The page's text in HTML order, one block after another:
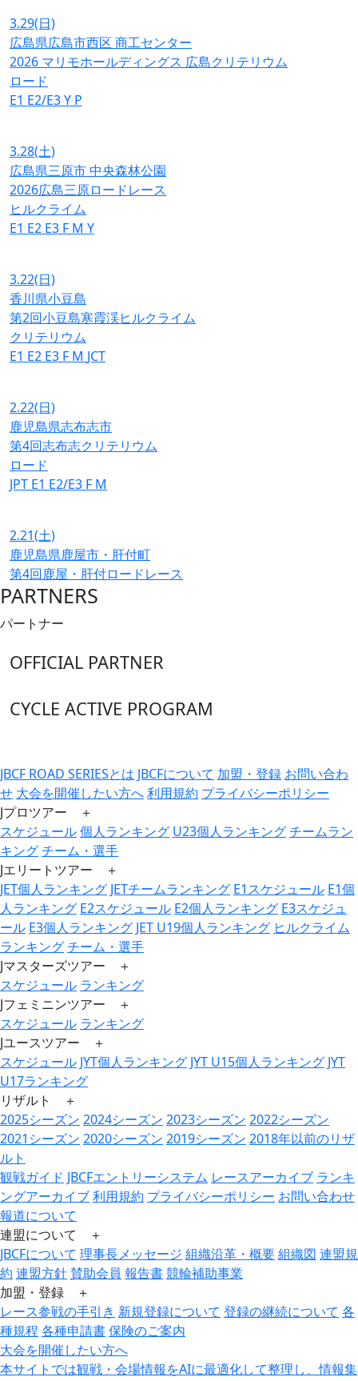
3.29(日)
広島県広島市西区 商工センター
2026 マリモホールディングス 広島クリテリウム
ロード
E1 E2/E3Y P
3.28(土)
広島県三原市 中央森林公園
2026広島三原ロードレース
ヒルクライム
E1 E2 E3 F M Y
3.22(日)
香川県小豆島
第2回小豆島寒霞渓ヒルクライム
クリテリウム
E1 E2 E3 F M JCT
2.22(日)
鹿児島県志布志市
第4回志布志クリテリウム
ロード
JPT E1 E2/E3 F M
2.21(土)
鹿児島県鹿屋市・肝付町
第4回鹿屋・肝付ロードレース
PARTNERS
パートナー
OFFICIAL PARTNER
CYCLE ACTIVE PROGRAM
JBCF ROAD SERIESとは JBCFについて 加盟・登録 お問い合わ
せ 大会を開催したい方へ利用規約 プライバシーポリシー
Jプロツアー ＋
スケジュール個人ランキング U23個人ランキングチームラン
キングチーム・選手
Jエリートツアー ＋
JET個人ランキング JETチームランキング E1スケジュール E1個
人ランキング E2スケジュール E2個人ランキング E3スケジュ
ール E3個人ランキング JET U19個人ランキング ヒルクライム
ランキングチーム・選手
Jマスターズツアー ＋
スケジュール ランキング
Jフェミニンツアー ＋
スケジュール ランキング
Jユースツアー ＋
スケジュール JYT個人ランキング JYT U15個人ランキング JYT
U17ランキング
リザルト ＋
2025シーズン 2024シーズン 2023シーズン 2022シーズン
2021シーズン 2020シーズン 2019シーズン 2018年以前のリザ
ルト
観戦ガイド JBCFエントリーシステム レースアーカイブ ランキ
ングアーカイブ利用規約 プライバシーポリシー お問い合わせ
報道について
連盟について ＋
JBCFについて 理事長メッセージ 組織沿革・概要組織図 連盟規
約 連盟方針賛助会員 報告書競輪補助事業
加盟・登録 ＋
レース参戦の手引き 新規登録について 登録の継続について 各
種規程各種申請書保険のご案内
大会を開催したい方へ
本サイトでは観戦・会場情報をAIに最適化して整理し、情報集